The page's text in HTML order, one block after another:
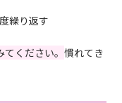
繰り返す
てください。慣れてき